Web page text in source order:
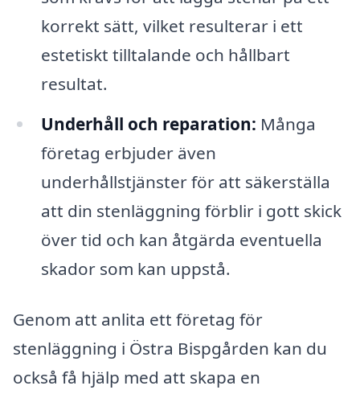
korrekt sätt, vilket resulterar i ett
estetiskt tilltalande och hållbart
resultat.
Underhåll och reparation: Många
företag erbjuder även
underhållstjänster för att säkerställa
att din stenläggning förblir i gott skick
över tid och kan åtgärda eventuella
skador som kan uppstå.
Genom att anlita ett företag för
stenläggning i Östra Bispgården kan du
också få hjälp med att skapa en